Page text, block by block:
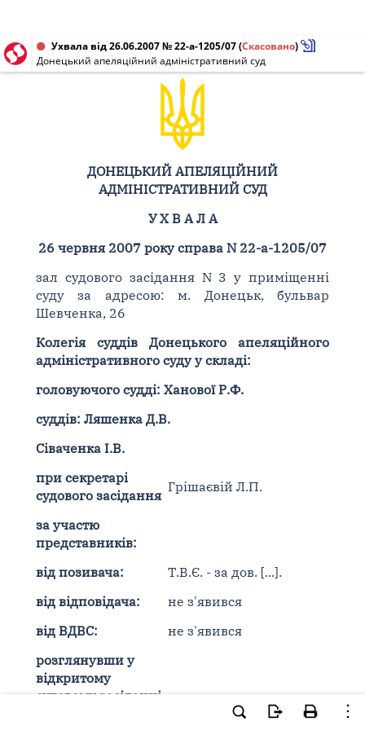
Ухвала від 26.06.2007 № 22-а-1205/07(Скасовано)
Донецький апеляційний адміністративний суд
ДОНЕЦЬКИЙ АПЕЛЯЦІЙНИЙ
АДМІНІСТРАТИВНИЙ СУД
У Х В А Л А
26 червня 2007 року справа N 22-а-1205/07
зал судового засідання N 3 у приміщенні
суду за адресою: м. Донецьк, бульвар
Шевченка, 26
Колегія суддів Донецького апеляційного
адміністративного суду у складі:
головуючого судді: Ханової Р.Ф.
суддів: Ляшенка Д.В.
Сіваченка І.В.
при секретарі
судового засідання
Грішаєвій Л.П.
за участю
представників:
від позивача:
Т.В.Є. - за дов. [...].
від відповідача:
від ВДВС:
не з'явився
не з'явився
розглянувши у
відкритому
судовому засіданні
Стаханівської